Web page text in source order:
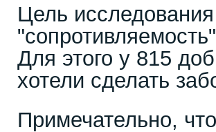
Цель
Для этого у 815
хотели сделать
Примечательно,